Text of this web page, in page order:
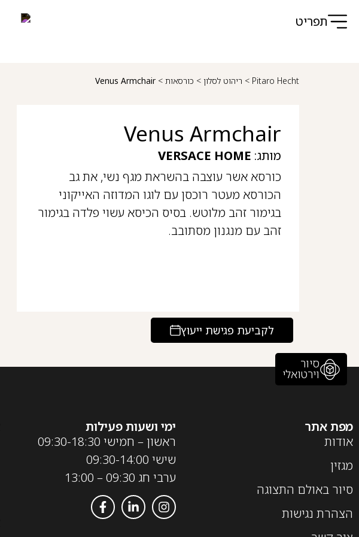
תפריט
Pitaro Hecht
> ריהוט לסלון > כורסאות >
Venus Armchair
Venus Armchair
מותג: VERSACE HOME
כורסא אשר עוצבה בהשראת מגף נשי, את גב
הכורסא מעטר רוכסן עם לוגו המדוזה האייקוני
בגימור זהב מלוטש. בסיס הכיסא עשוי פלדה בגימור
זהב עם מנגנון מסתובב.
לקביעת פגישת ייעוץ
סיור
וירטואלי
מפת אתר
אודות
מגזין
סיור באולם התצוגה
הצהרת נגישות
ימי ושעות פעילות
ראשון – חמישי 09:30-18:30
שישי 09:30-14:00
ערבי חג 09:30 – 13:00